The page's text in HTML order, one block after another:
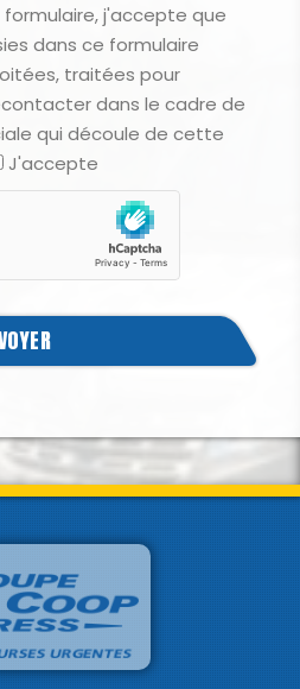
j'accepte que
dans ce formulaire
traitées pour
dans le cadre de
qui découle de cette
J'accepte